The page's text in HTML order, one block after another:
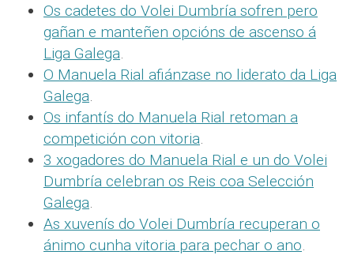
Os cadetes do Volei Dumbría sofren pero
gañan e manteñen opcións de ascenso á
Liga Galega.
O Manuela Rial afiánzase no liderato da Liga
Galega.
Os infantís do Manuela Rial retoman a
competición con vitoria.
3 xogadores do Manuela Rial e un do Volei
Dumbría celebran os Reis coa Selección
Galega.
As xuvenís do Volei Dumbría recuperan o
ánimo cunha vitoria para pechar o ano.